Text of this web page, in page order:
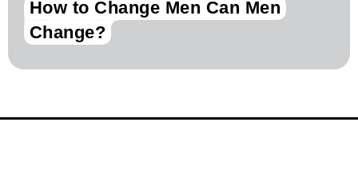
How to Change Men Can Men
Change?